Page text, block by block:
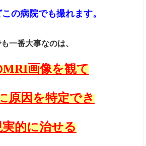
の病院でも撮れます。
一番大事なのは、
MRI画像を観て
原因を特定でき
実的に治せる